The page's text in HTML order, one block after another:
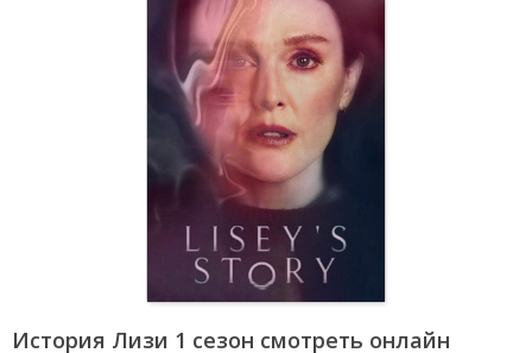
История Лизи 1 сезон смотреть онлайн